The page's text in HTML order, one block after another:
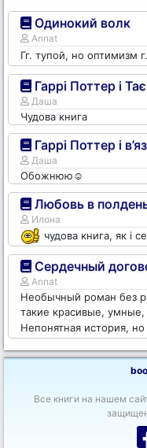
Одинокий волк
Annat
Гг. тупой, но оптимизм
Гаррі Поттер і
Даша
Чудова книга
Гаррі Поттер і
Даша
Обожнюю☺️
Любовь в
Илона
чудова книга, як і
Сердечный
Annat
Необычный роман без
такие красивые, умные,
Непонятная история,
Все книги на нашем